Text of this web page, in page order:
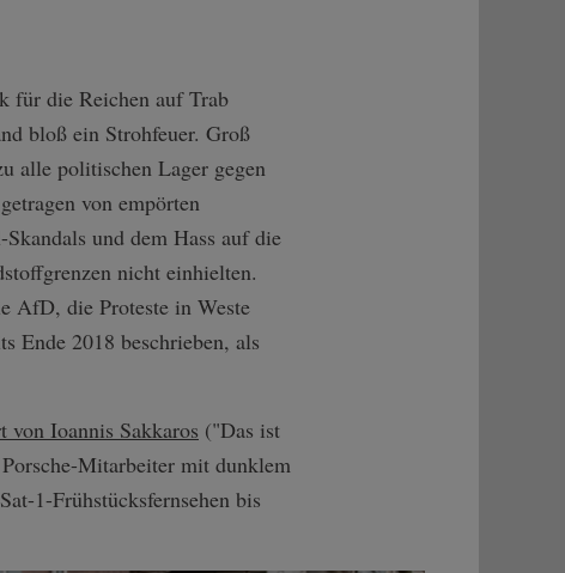
für die Reichen auf Trab
bloß ein Strohfeuer. Groß
alle politischen Lager gegen
von empörten
und dem Hass auf die
nicht einhielten.
AfD, die Proteste in Weste
Ende 2018 beschrieben, als
von Ioannis Sakkaros ("Das ist
Mitarbeiter mit dunklem
1-Frühstücksfernsehen bis